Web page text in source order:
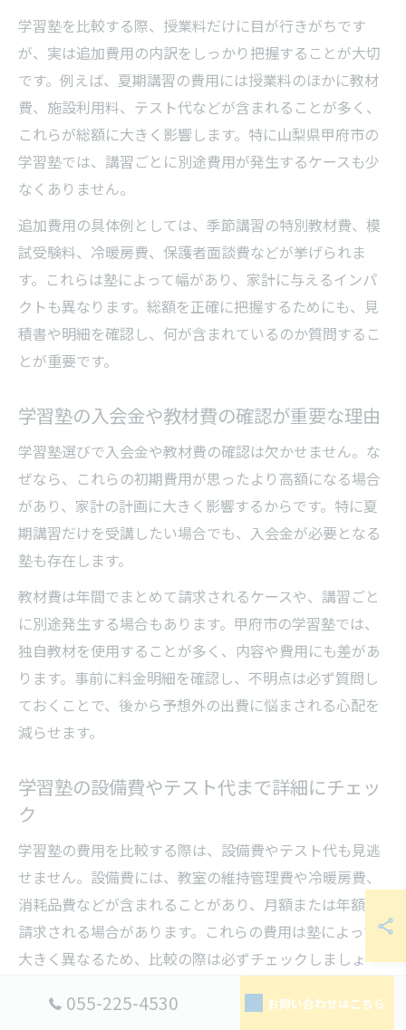
学習塾を比較する際、授業料だけに目が行きがちです
が、実は追加費用の内訳をしっかり把握することが大切
です。例えば、夏期講習の費用には授業料のほかに教材
費、施設利用料、テスト代などが含まれることが多く、
これらが総額に大きく影響します。特に山梨県甲府市の
学習塾では、講習ごとに別途費用が発生するケースも少
なくありません。
追加費用の具体例としては、季節講習の特別教材費、模
試受験料、冷暖房費、保護者面談費などが挙げられま
す。これらは塾によって幅があり、家計に与えるインパ
クトも異なります。総額を正確に把握するためにも、見
積書や明細を確認し、何が含まれているのか質問するこ
とが重要です。
学習塾の入会金や教材費の確認が重要な理由
学習塾選びで入会金や教材費の確認は欠かせません。な
ぜなら、これらの初期費用が思ったより高額になる場合
があり、家計の計画に大きく影響するからです。特に夏
期講習だけを受講したい場合でも、入会金が必要となる
塾も存在します。
教材費は年間でまとめて請求されるケースや、講習ごと
に別途発生する場合もあります。甲府市の学習塾では、
独自教材を使用することが多く、内容や費用にも差があ
ります。事前に料金明細を確認し、不明点は必ず質問し
ておくことで、後から予想外の出費に悩まされる心配を
減らせます。
学習塾の設備費やテスト代まで詳細にチェッ
ク
学習塾の費用を比較する際は、設備費やテスト代も見逃
せません。設備費には、教室の維持管理費や冷暖房費、
消耗品費などが含まれることがあり、月額または年額で
請求される場合があります。これらの費用は塾によって
大きく異なるため、比較の際は必ずチェックしましょ
055-225-4530 お問い合わせはこちら